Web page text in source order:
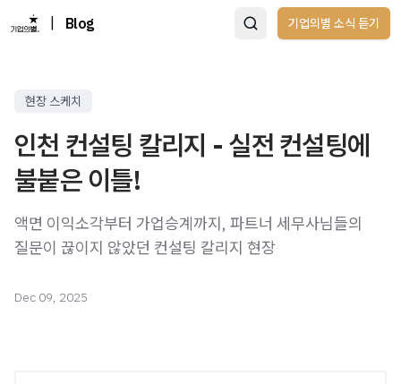
Blog 기업의별 소식 듣기
현장 스케치
인천 컨설팅 칼리지 - 실전 컨설팅에
불붙은 이틀!
액면 이익소각부터 가업승계까지, 파트너 세무사님들의
질문이 끊이지 않았던 컨설팅 칼리지 현장
Dec 09, 2025